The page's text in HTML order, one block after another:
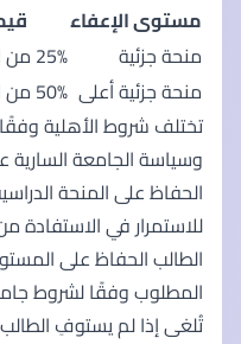
مستوى الإعفاء
منحة جزئية
25% من الرسوم الدراسية
منحة جزئية أعلى 50% من الرسوم الدراسية
تختلف شروط الأهلية وفقًا
وسياسة الجامعة السارية
الحفاظ على المنحة الدراسية
للاستمرار في الاستفادة
الطالب الحفاظ على
تُلغى إذا لم يستوفِ